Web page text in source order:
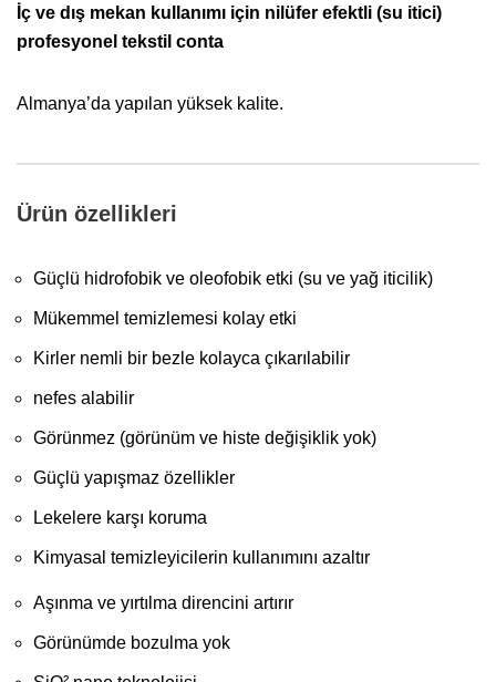
İç ve dış mekan kullanımı için nilüfer efektli (su itici)
profesyonel tekstil conta
Almanya’da yapılan yüksek kalite.
Ürün özellikleri
Güçlü hidrofobik ve oleofobik etki (su ve yağ iticilik)
Mükemmel temizlemesi kolay etki
Kirler nemli bir bezle kolayca çıkarılabilir
nefes alabilir
Görünmez (görünüm ve histe değişiklik yok)
Güçlü yapışmaz özellikler
Lekelere karşı koruma
Kimyasal temizleyicilerin kullanımını azaltır
Aşınma ve yırtılma direncini artırır
Görünümde bozulma yok